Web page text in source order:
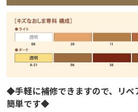
◆手軽に補修できますので、リペ
簡単です◆